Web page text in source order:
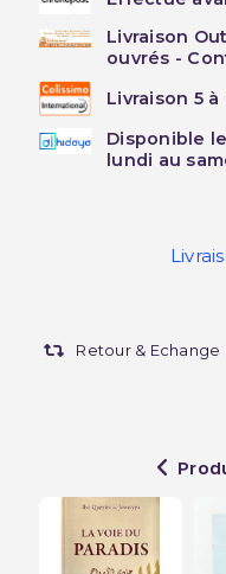
Livraison
ouvrés -
Livraison 5
Disponible
lundi au
Retour & Echange